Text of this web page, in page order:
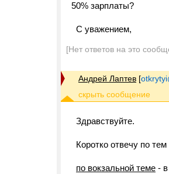
50% зарплаты?
С уважением,
[Нет ответов на это
Андрей Лаптев [
Здравствуйте.
Коротко отвечу по
по вокзальной теме -